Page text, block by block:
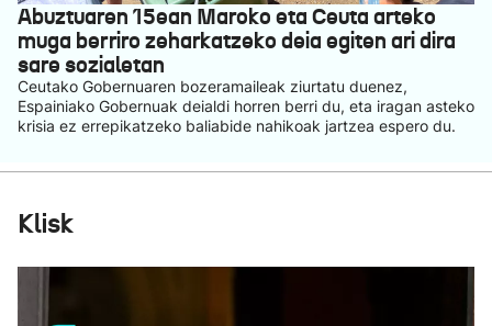
Abuztuaren 15ean Maroko eta Ceuta arteko
muga berriro zeharkatzeko deia egiten ari dira
sare sozialetan
Ceutako Gobernuaren bozeramaileak ziurtatu duenez,
Espainiako Gobernuak deialdi horren berri du, eta iragan asteko
krisia ez errepikatzeko baliabide nahikoak jartzea espero du.
Klisk